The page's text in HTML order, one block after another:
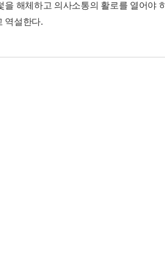
해체하고 의사소통의 활로를 열어야
역설한다.